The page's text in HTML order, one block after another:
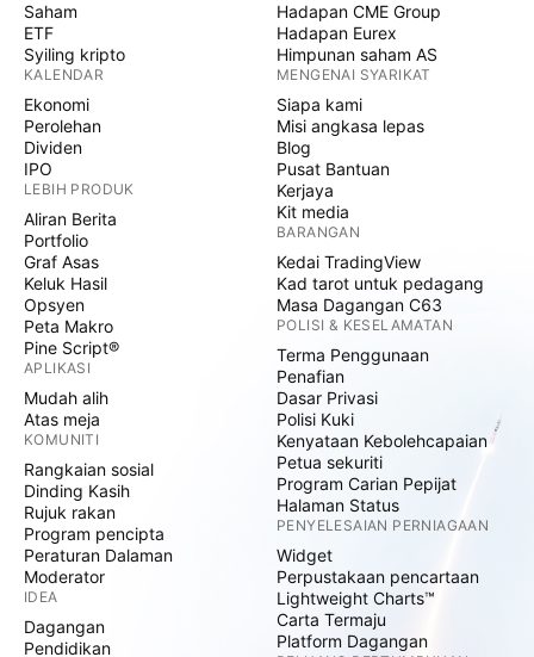
Saham
ETF
Syiling kripto
KALENDAR
Ekonomi
Perolehan
Dividen
IPO
LEBIH PRODUK
Aliran Berita
Portfolio
Graf Asas
Keluk Hasil
Opsyen
Peta Makro
Pine Script®
APLIKASI
Mudah alih
Atas meja
KOMUNITI
Rangkaian sosial
Dinding Kasih
Rujuk rakan
Program pencipta
Peraturan Dalaman
Moderator
IDEA
Dagangan
Pendidikan
Hadapan CME Group
Hadapan Eurex
Himpunan saham AS
MENGENAI SYARIKAT
Siapa kami
Misi angkasa lepas
Blog
Pusat Bantuan
Kerjaya
Kit media
BARANGAN
Kedai TradingView
Kad tarot untuk pedagang
Masa Dagangan C63
POLISI & KESELAMATAN
Terma Penggunaan
Penafian
Dasar Privasi
Polisi Kuki
Kenyataan Kebolehcapaian
Petua sekuriti
Program Carian Pepijat
Halaman Status
PENYELESAIAN PERNIAGAAN
Widget
Perpustakaan pencartaan
Lightweight Charts™
Carta Termaju
Platform Dagangan